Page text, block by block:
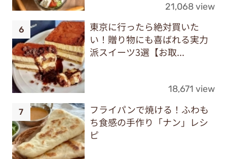
21,068 view
東京に行ったら絶対買いた
い！贈り物にも喜ばれる実力
派スイーツ3選【お取...
18,671 view
フライパンで焼ける！ふわも
ち食感の手作り「ナン」レシ
ピ